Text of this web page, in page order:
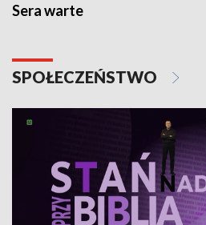
Sera warte
SPOŁECZEŃSTWO